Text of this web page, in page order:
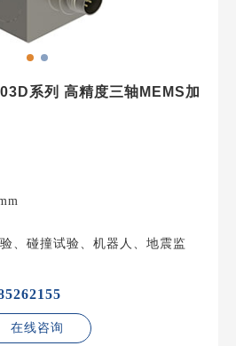
系列 高精度三轴MEMS加
、碰撞试验、机器人、地震监
在线咨询